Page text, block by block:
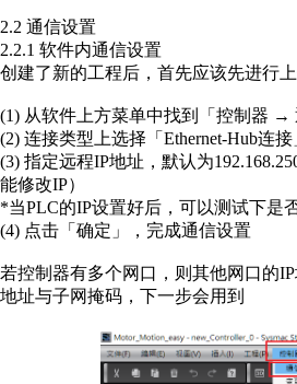
2.2 通信设置
2.2.1 软件内通信设置
创建了新的工程后，首先应该先进行
(1) 从软件上方菜单中找到「控制器 →
(2) 连接类型上选择「Ethernet-Hub连
(3) 指定远程IP地址，默认为
能修改IP）
*当PLC的IP设置好后，可以测试下是
(4) 点击「确定」，完成通信设置
若控制器有多个网口，则其他网口的
地址与子网掩码，下一步会用到